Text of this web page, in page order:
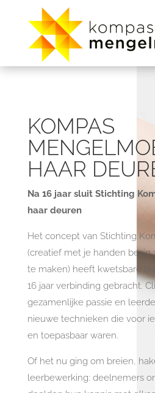
KOMPAS
HAAR
Na 16 jaar sluit Stichting
haar deuren
Het concept van Stichting
(creatief met je handen bezig
te maken) heeft kwetsbare
16 jaar verbinding gebracht.
gezamenlijke passie en
nieuwe technieken die voor
en toepasbaar waren.
Of het nu ging om breien,
leerbewerking: deelnemers